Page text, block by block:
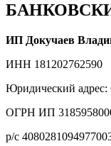
ИП Докучаев
ИНН 181202762590
Юридический адрес:
ОГРН ИП
р/с